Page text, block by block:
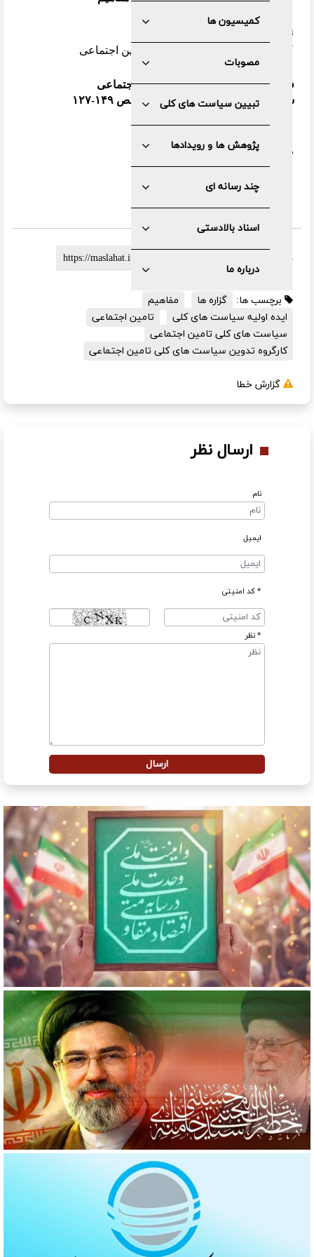
کمیسیون ها
مصوبات
تبیین سیاست های کلی
پژوهش ها و رویدادها
چند رسانه ای
اسناد بالادستی
درباره ما
نویسنده
کارگروه تدوین سیاست‌های کلی تأمین اجتماعی
فصلنامه سیاست کلان؛ ویژه تأمین اجتماعی
سال دهم، شماره نهم، بهار ۱۴۰۱، صص ۱۴۹-۱۲۷
دریافتpdf
برچسب ها: گزاره ها
مفاهیم
ایده اولیه سیاست های کلی
تامین اجتماعی
سیاست های کلی تامین اجتماعی
کارگروه تدوین سیاست های کلی تامین اجتماعی
گزارش خطا
ارسال نظر
نام
ایمیل
* کد امنیتی
* نظر